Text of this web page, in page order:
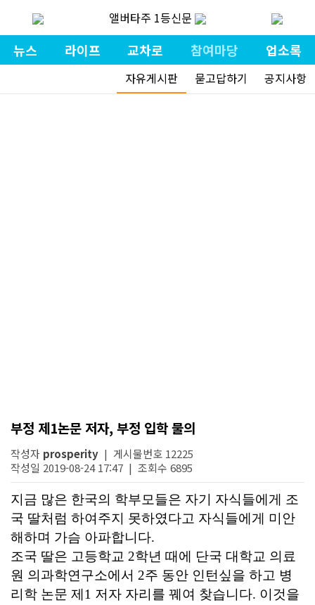
앨버타주 1등신문
뉴스 라이프 교차로 참여마당 업소록
자유게시판 묻고답하기 공지사항
부정 제1논문 저자, 부정 입학 물의
작성자 prosperity | 게시물번호 12225
작성일 2019-08-24 17:47 | 조회수 6895
지금 많은 한국의 학부모들은 자기 자식들에게 조
국 딸처럼 하여주지 못하였다고 자식들에게 미안
해하며 가슴 아파합니다.
조국 딸은 고등학교 2학년 때에 단국 대학교 의료
원 의과학연구소에서 2주 동안 인턴싶을 하고 병
리학 논문 제 1 저자 자리를 꿰여 찾습니다. 이것을